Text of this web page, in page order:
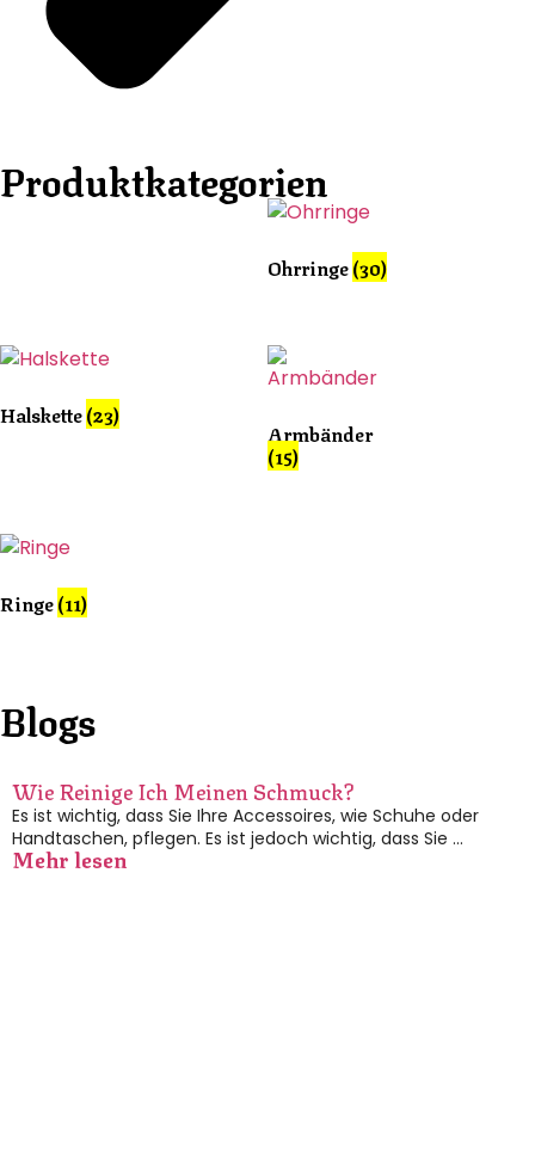
Produktkategorien
Ohrringe(30)
Halskette(23)
Armbänder
(15)
Ringe(11)
Blogs
Wie Reinige Ich Meinen Schmuck?
Es ist wichtig, dass Sie Ihre Accessoires, wie Schuhe oder
Handtaschen, pflegen. Es ist jedoch wichtig, dass Sie …
Mehr lesen